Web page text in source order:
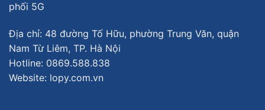
phối 5G
Địa chỉ: 48 đường Tố Hữu, phường Trung Văn, quận
Nam Từ Liêm, TP. Hà Nội
Hotline: 0869.588.838
Website: lopy.com.vn